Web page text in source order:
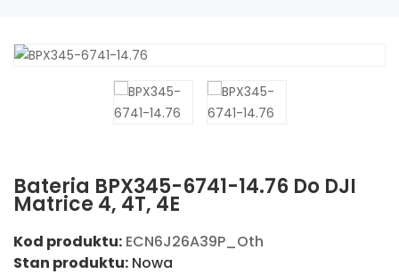
Bateria BPX345-6741-14.76 Do DJI
Matrice 4, 4T, 4E
Kod produktu: ECN6J26A39P_Oth
Stan produktu: Nowa